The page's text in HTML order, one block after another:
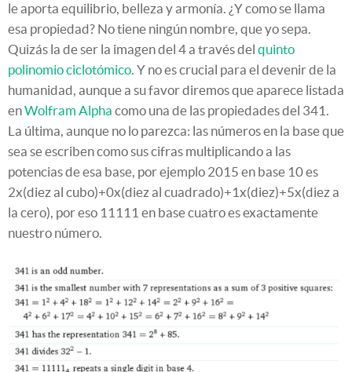
le aporta equilibrio, belleza y armonía. ¿Y como se llama
esa propiedad? No tiene ningún nombre, que yo sepa.
Quizás la de ser la imagen del 4 a través del quinto
polinomio ciclotómico. Y no es crucial para el devenir de la
humanidad, aunque a su favor diremos que aparece listada
enWolfram Alpha como una de las propiedades del 341.
La última, aunque no lo parezca: las números en la base que
sea se escriben como sus cifras multiplicando a las
potencias de esa base, por ejemplo 2015 en base 10 es
2x(diez al cubo)+0x(diez al cuadrado)+1x(diez)+5x(diez a
la cero), por eso 11111 en base cuatro es exactamente
nuestro número.